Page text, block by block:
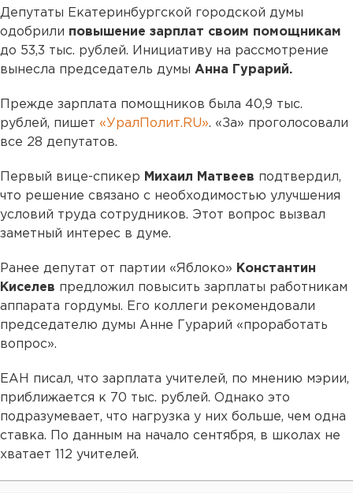
Депутаты Екатеринбургской городской думы
одобрили повышение зарплат своим помощникам
до 53,3 тыс. рублей. Инициативу на рассмотрение
вынесла председатель думы Анна Гурарий.
Прежде зарплата помощников была 40,9 тыс.
рублей, пишет «УралПолит.RU». «За» проголосовали
все 28 депутатов.
Первый вице-спикер Михаил Матвеев подтвердил,
что решение связано с необходимостью улучшения
условий труда сотрудников. Этот вопрос вызвал
заметный интерес в думе.
Ранее депутат от партии «Яблоко» Константин
Киселев предложил повысить зарплаты работникам
аппарата гордумы. Его коллеги рекомендовали
председателю думы Анне Гурарий «проработать
вопрос».
ЕАН писал, что зарплата учителей, по мнению мэрии,
приближается к 70 тыс. рублей. Однако это
подразумевает, что нагрузка у них больше, чем одна
ставка. По данным на начало сентября, в школах не
хватает 112 учителей.